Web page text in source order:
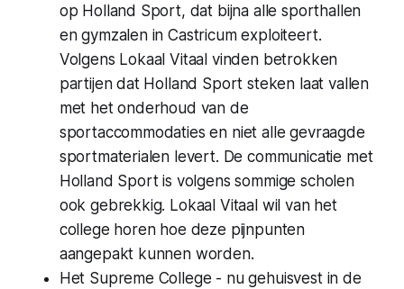
op Holland Sport, dat bijna alle sporthallen
en gymzalen in Castricum exploiteert.
Volgens Lokaal Vitaal vinden betrokken
partijen dat Holland Sport steken laat vallen
met het onderhoud van de
sportaccommodaties en niet alle gevraagde
sportmaterialen levert. De communicatie met
Holland Sport is volgens sommige scholen
ook gebrekkig. Lokaal Vitaal wil van het
college horen hoe deze pijnpunten
aangepakt kunnen worden.
Het Supreme College - nu gehuisvest in de